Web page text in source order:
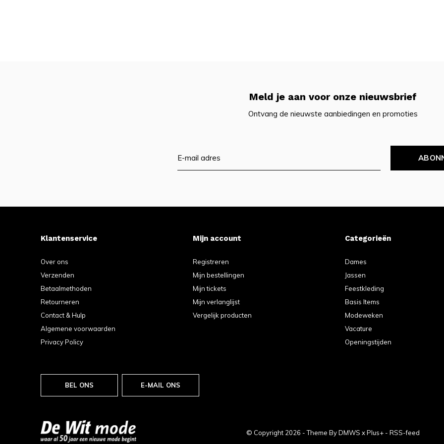
Meld je aan voor onze nieuwsbrief
Ontvang de nieuwste aanbiedingen en promoties
Klantenservice
Over ons
Verzenden
Betaalmethoden
Retourneren
Contact & Hulp
Algemene voorwaarden
Privacy Policy
Mijn account
Registreren
Mijn bestellingen
Mijn tickets
Mijn verlanglijst
Vergelijk producten
Categorieën
Dames
Jassen
Feestkleding
Basis Items
Modeweken
Vacature
Openingstijden
BEL ONS E-MAIL ONS
© Copyright 2026 - Theme ByDMWS xPlus+ - RSS-feed